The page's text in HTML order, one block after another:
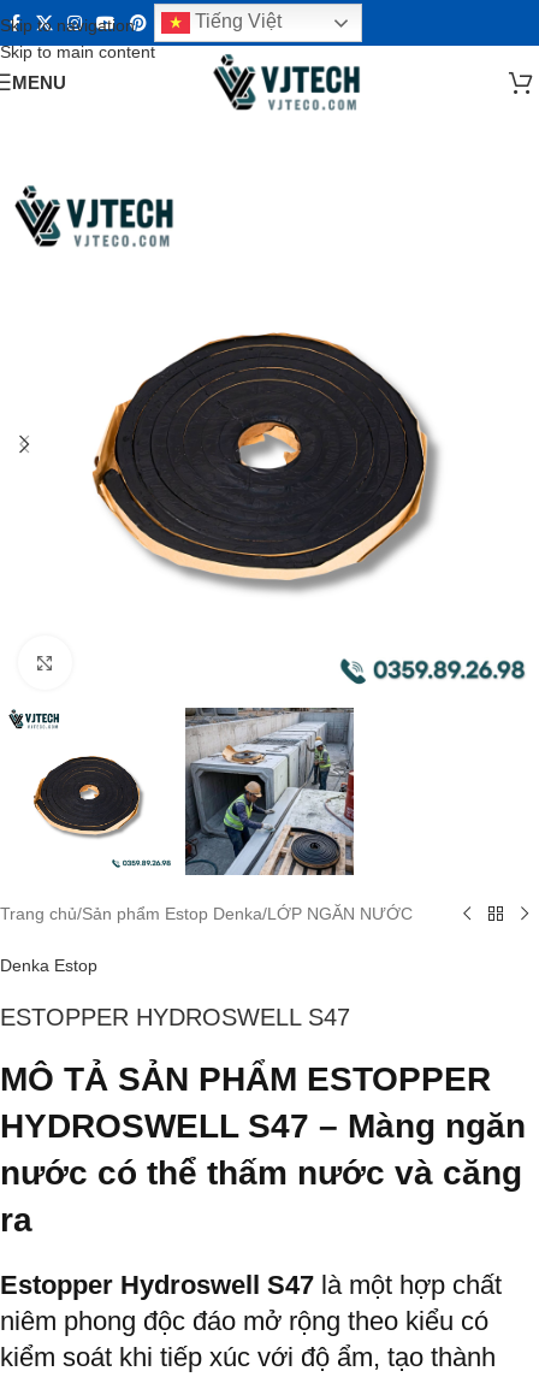
Skip to navigation
Skip to main content
Tiếng Việt
MENU
Trang chủ/Sản phẩm Estop Denka/LỚP NGĂN NƯỚC
Denka Estop
ESTOPPER HYDROSWELL S47
MÔ TẢ SẢN PHẨM ESTOPPER
HYDROSWELL S47 – Màng ngăn
nước có thể thấm nước và căng
ra
Estopper Hydroswell S47 là một hợp chất
niêm phong độc đáo mở rộng theo kiểu có
kiểm soát khi tiếp xúc với độ ẩm, tạo thành